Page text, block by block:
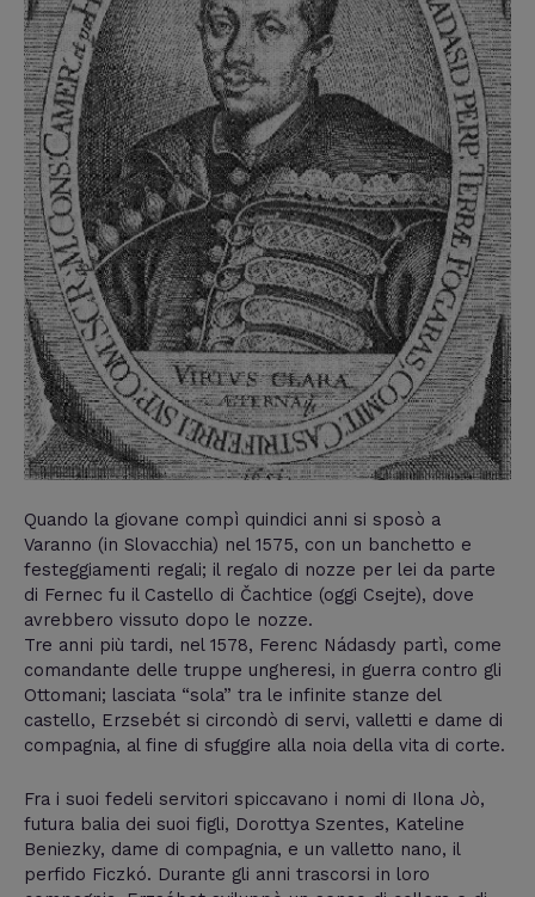
Quando la giovane compì quindici anni si sposò a
Varanno (in Slovacchia) nel 1575, con un banchetto e
festeggiamenti regali; il regalo di nozze per lei da parte
di Fernec fu il Castello di Čachtice (oggi Csejte), dove
avrebbero vissuto dopo le nozze.
Tre anni più tardi, nel 1578, Ferenc Nádasdy partì, come
comandante delle truppe ungheresi, in guerra contro gli
Ottomani; lasciata “sola” tra le infinite stanze del
castello, Erzsebét si circondò di servi, valletti e dame di
compagnia, al fine di sfuggire alla noia della vita di corte.
Fra i suoi fedeli servitori spiccavano i nomi di Ilona Jò,
futura balia dei suoi figli, Dorottya Szentes, Kateline
Beniezky, dame di compagnia, e un valletto nano, il
perfido Ficzkó. Durante gli anni trascorsi in loro